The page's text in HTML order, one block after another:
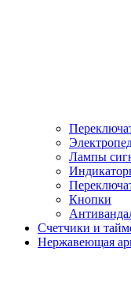
Лампы
Кнопки
Счетчики и
Нержавеющая